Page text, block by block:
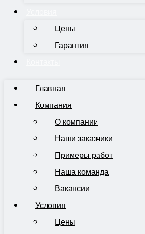
Цены
Гарантия
Главная
Компания
О компании
Наши заказчики
Примеры работ
Наша команда
Вакансии
Условия
Цены